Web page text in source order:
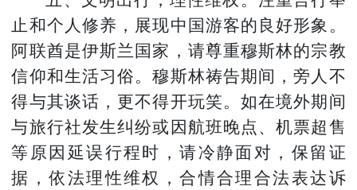
止和个人修养，展现中国游客的良好形象。
阿联酋是伊斯兰国家，请尊重穆斯林的宗教
信仰和生活习俗。穆斯林祷告期间，旁人不
得与其谈话，更不得开玩笑。如在境外期间
与旅行社发生纠纷或因航班晚点、机票超售
等原因延误行程时，请冷静面对，保留证
据，依法理性维权，合情合理合法表达诉